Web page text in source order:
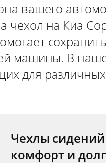
вашего
чехол на Киа
машины. В
для
Чехлы
комфорт и